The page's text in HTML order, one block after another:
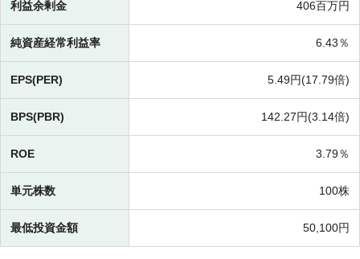
利益余剰金 406百万円
純資産経常利益率 6.43％
EPS(PER) 5.49円(17.79倍)
BPS(PBR) 142.27円(3.14倍)
ROE 3.79％
単元株数 100株
最低投資金額 50,100円